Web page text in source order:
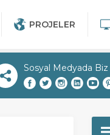
PROJELER
Sosyal Medyada Biz